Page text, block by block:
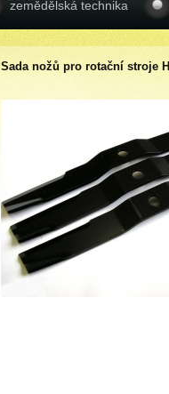
zemědělská technika
Sada nožů pro rotační stroje